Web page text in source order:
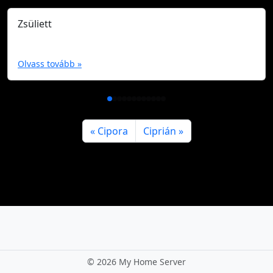
Zsüliett
Olvass tovább »
Cipora Ciprián
© 2026 My Home Server